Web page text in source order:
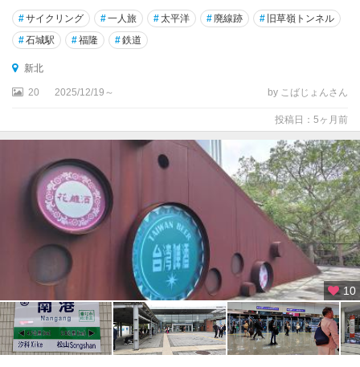
#サイクリング #一人旅 #太平洋 # 廃線跡 # 旧草嶺トンネル
#石城駅 #福隆 #鉄道
新北
20 2025/12/19～ by こばじょんさん
投稿日：5ヶ月前
10